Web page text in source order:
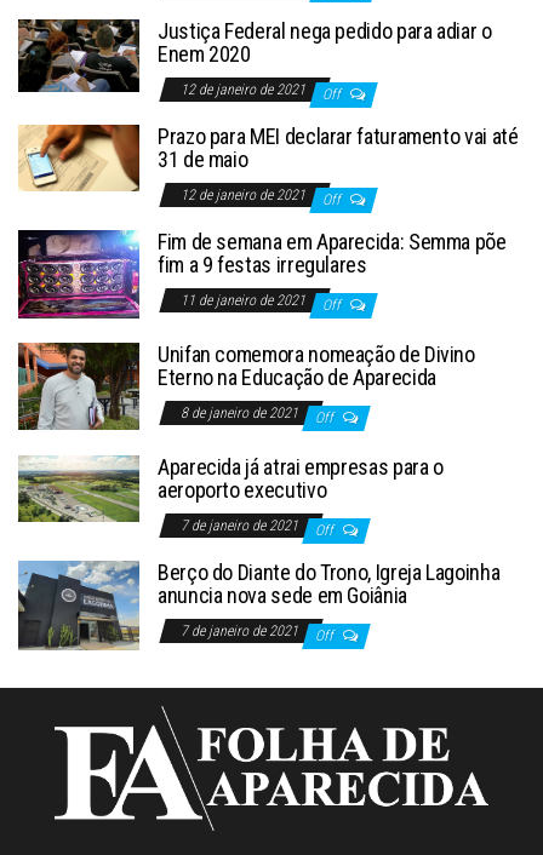
Justiça Federal nega pedido para adiar o
Enem 2020
12 de janeiro de 2021 Off
Prazo para MEI declarar faturamento vai até
31 de maio
12 de janeiro de 2021 Off
Fim de semana em Aparecida: Semma põe
fim a 9 festas irregulares
11 de janeiro de 2021 Off
Unifan comemora nomeação de Divino
Eterno na Educação de Aparecida
8 de janeiro de 2021 Off
Aparecida já atrai empresas para o
aeroporto executivo
7 de janeiro de 2021 Off
Berço do Diante do Trono, Igreja Lagoinha
anuncia nova sede em Goiânia
7 de janeiro de 2021 Off